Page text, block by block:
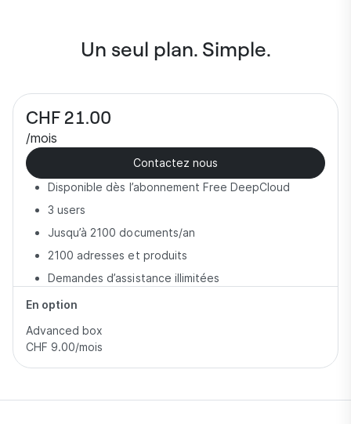
Un seul plan. Simple.
CHF 21.00
/mois
Contactez nous
Disponible dès l’abonnement Free DeepCloud
3 users
Jusqu’à 2100 documents/an
2100 adresses et produits
Demandes d’assistance illimitées
En option
Advanced box
CHF 9.00/mois